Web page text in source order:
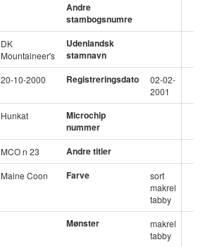
Andre
stambogsnumre
DK
Mountaineer's
Udenlandsk
stamnavn
20-10-2000 Registreringsdato
02-02-
2001
Hunkat
Microchip
nummer
MCO n 23
Andre titler
Maine Coon Farve
sort
makrel
tabby
Mønster
makrel
tabby